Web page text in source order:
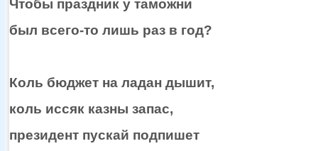
Чтобы праздник у таможни
был всего-то лишь раз в год?
Коль бюджет на ладан дышит,
коль иссяк казны запас,
президент пускай подпишет